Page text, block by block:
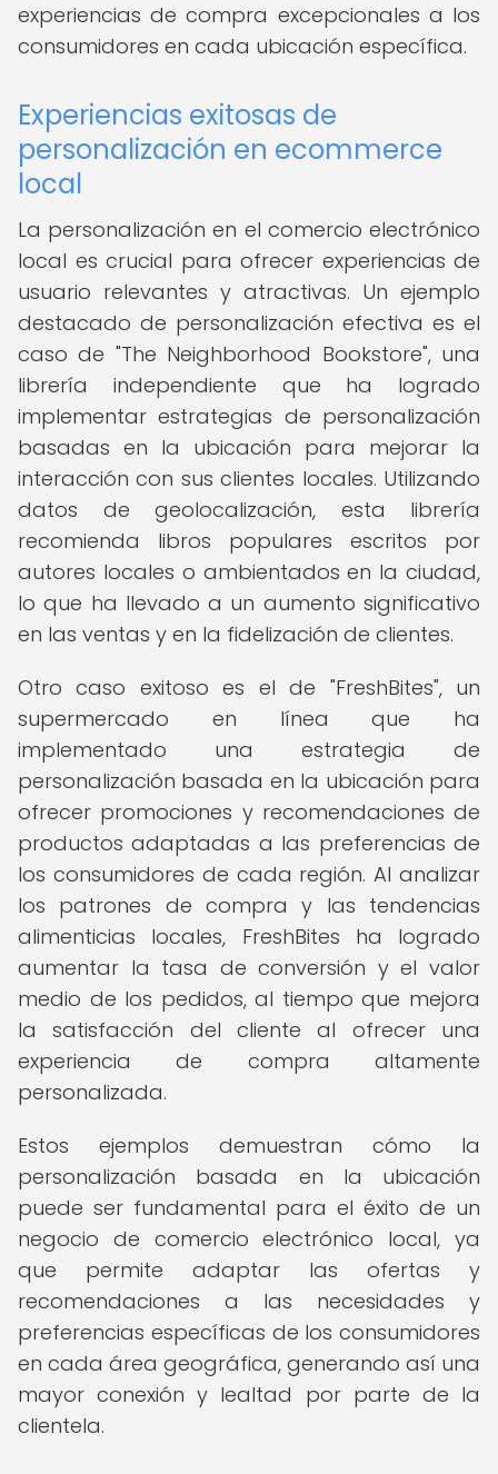
experiencias de compra excepcionales a los
consumidores en cada ubicación específica.
Experiencias exitosas de
personalización en ecommerce
local
La personalización en el comercio electrónico
local es crucial para ofrecer experiencias de
usuario relevantes y atractivas. Un ejemplo
destacado de personalización efectiva es el
caso de "The Neighborhood Bookstore", una
librería independiente que ha logrado
implementar estrategias de personalización
basadas en la ubicación para mejorar la
interacción con sus clientes locales. Utilizando
datos de geolocalización, esta librería
recomienda libros populares escritos por
autores locales o ambientados en la ciudad,
lo que ha llevado a un aumento significativo
en las ventas y en la fidelización de clientes.
Otro caso exitoso es el de "FreshBites", un
supermercado en línea que ha
implementado una estrategia de
personalización basada en la ubicación para
ofrecer promociones y recomendaciones de
productos adaptadas a las preferencias de
los consumidores de cada región. Al analizar
los patrones de compra y las tendencias
alimenticias locales, FreshBites ha logrado
aumentar la tasa de conversión y el valor
medio de los pedidos, al tiempo que mejora
la satisfacción del cliente al ofrecer una
experiencia de compra altamente
personalizada.
Estos ejemplos demuestran cómo la
personalización basada en la ubicación
puede ser fundamental para el éxito de un
negocio de comercio electrónico local, ya
que permite adaptar las ofertas y
recomendaciones a las necesidades y
preferencias específicas de los consumidores
en cada área geográfica, generando así una
mayor conexión y lealtad por parte de la
clientela.